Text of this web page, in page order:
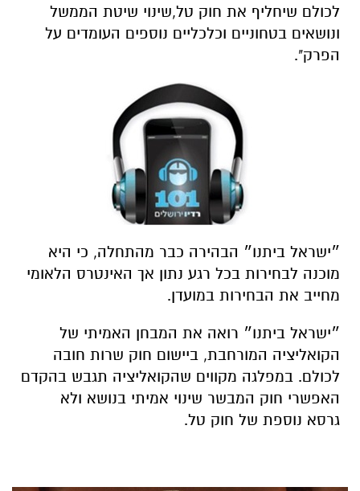
לכולם שיחליף את חוק טל,שינוי שיטת הממשל
ונושאים בטחוניים וכלכליים נוספים העומדים על
הפרק".
״ישראל ביתנו״ הבהירה כבר מהתחלה, כי היא
מוכנה לבחירות בכל רגע נתון אך האינטרס הלאומי
מחייב את הבחירות במועדן.
״ישראל ביתנו״ רואה את המבחן האמיתי של
הקואליציה המורחבת, ביישום חוק שרות חובה
לכולם. במפלגה מקווים שהקואליציה תגבש בהקדם
האפשרי חוק המבשר שינוי אמיתי בנושא ולא
גרסא נוספת של חוק טל.